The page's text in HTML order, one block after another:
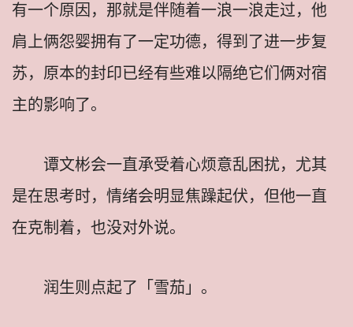
有一个原因，那就是伴随着一浪一浪走过，他
肩上俩怨婴拥有了一定功德，得到了进一步复
苏，原本的封印已经有些难以隔绝它们俩对宿
主的影响了。
谭文彬会一直承受着心烦意乱困扰，尤其
是在思考时，情绪会明显焦躁起伏，但他一直
在克制着，也没对外说。
润生则点起了「雪茄」。